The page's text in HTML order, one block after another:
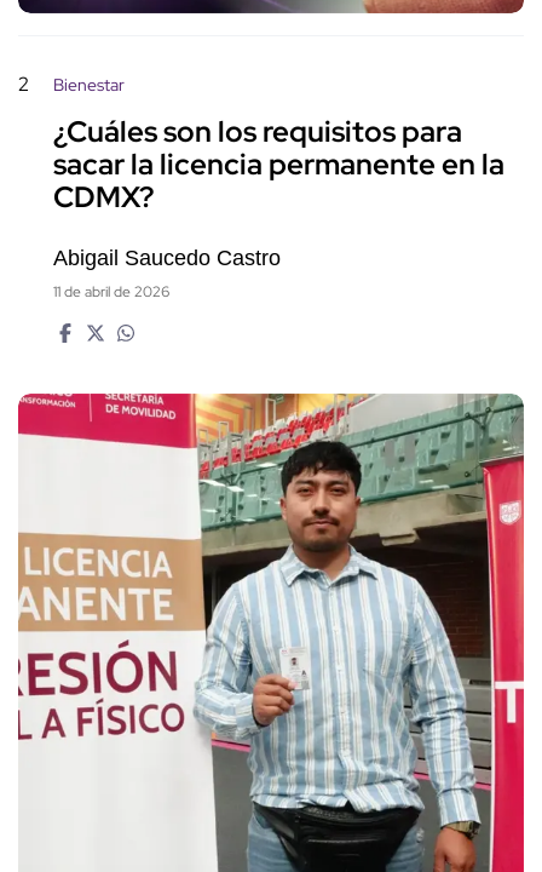
2 Bienestar
¿Cuáles son los requisitos para
sacar la licencia permanente en la
CDMX?
Abigail Saucedo Castro
11 de abril de 2026